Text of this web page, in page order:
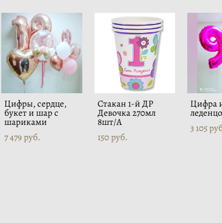
Цифры, сердце,
букет и шар с
шариками
7 479 pуб.
Стакан 1-й ДР
Девочка 270мл
8шт/A
150 pуб.
Цифра
3 105